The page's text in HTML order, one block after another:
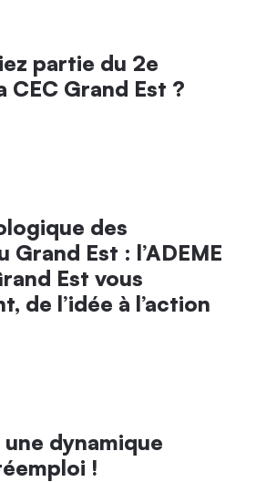
partie du 2e
CEC Grand Est ?
des
Est : l’ADEME
Est vous
de l’idée à l’action
une dynamique
!